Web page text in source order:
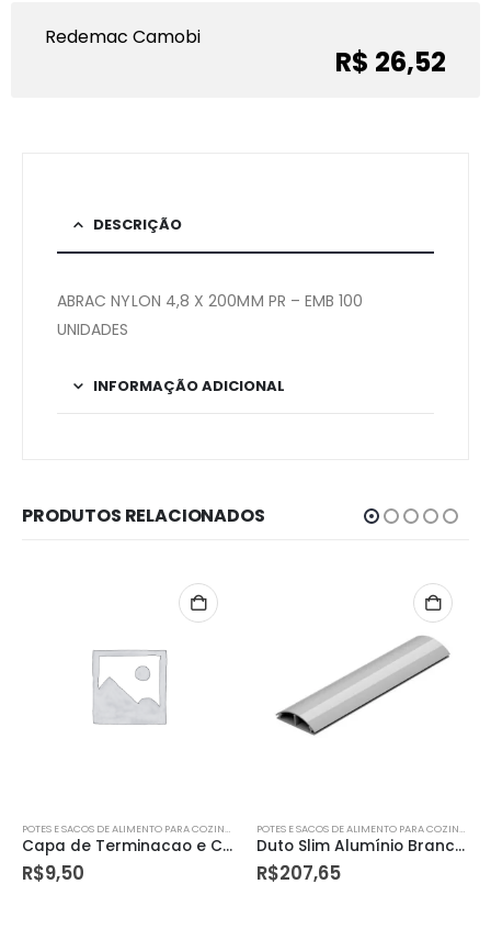
Redemac Camobi
R$ 26,52
DESCRIÇÃO
ABRAC NYLON 4,8 X 200MM PR – EMB 100
UNIDADES
INFORMAÇÃO ADICIONAL
PRODUTOS RELACIONADOS
POTES E SACOS DE ALIMENTO PARA COZINHA
Duto Slim Alumínio Branco 1,5m – Dutotec
R$207,65
POTES E SACOS DE ALIMENTO PARA COZINHA
Temporizador Dig Prog
R$135,90